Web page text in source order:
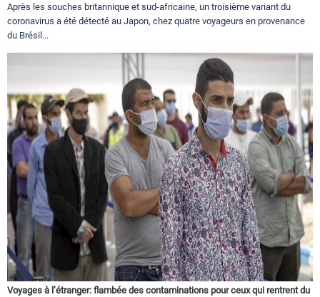
Après les souches britannique et sud-africaine, un troisième variant du
coronavirus a été détecté au Japon, chez quatre voyageurs en provenance
du Brésil...
Voyages à l’étranger: flambée des contaminations pour ceux qui rentrent du